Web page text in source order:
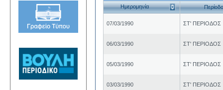
Ημερομηνία
07/03/1990 ΣΤ' ΠΕΡΙΟΔΟΣ
06/03/1990 ΣΤ' ΠΕΡΙΟΔΟΣ
05/03/1990 ΣΤ' ΠΕΡΙΟΔΟΣ
03/03/1990 ΣΤ' ΠΕΡΙΟΔΟΣ